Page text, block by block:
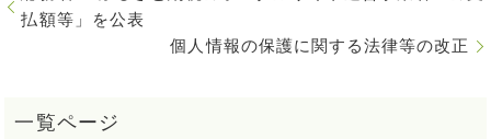
払額等」を公表
個人情報の保護に関する法律等の改正